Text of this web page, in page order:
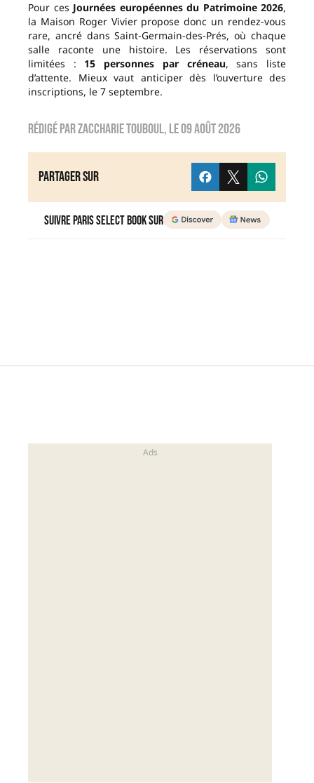
Pour ces Journées européennes du Patrimoine 2026,
la Maison Roger Vivier propose donc un rendez-vous
rare, ancré dans Saint-Germain-des-Prés, où chaque
salle raconte une histoire. Les réservations sont
limitées : 15 personnes par créneau, sans liste
d’attente. Mieux vaut anticiper dès l’ouverture des
inscriptions, le 7 septembre.
Rédigé parzaccharie touboul, le09 août 2026
Partager sur
Suivre Paris Select Book sur